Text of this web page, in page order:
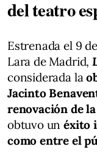
del teatro
Estrenada el 9
Lara de Madrid,
considerada la
Jacinto
renovación de
obtuvo unéxito
como entre el